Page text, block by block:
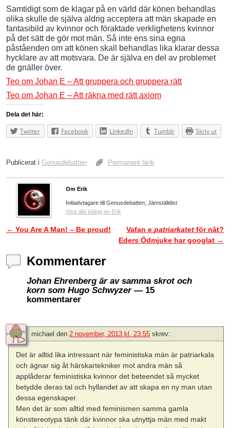
Samtidigt som de klagar på en värld där könen behandlas
olika skulle de själva aldrig acceptera att män skapade en
fantasibild av kvinnor och föraktade verklighetens kvinnor
på det sätt de gör mot män. Så inte ens sina egna
påståenden om att könen skall behandlas lika klarar dessa
hycklare av att motsvara. De är själva en del av problemet
de gnäller över.
Teo om Johan E – Att gruppera och gruppera rätt
Teo om Johan E – Att räkna med rätt axiom
Dela det här:
Twitter Facebook LinkedIn Tumblr Skriv ut
Publicerat i Genusdebatten Permanent länk
Om Erik
Initiativtagare till Genusdebatten, Jämställdist
Visa alla inlägg av Erik
Inläggsnavigering
← You Are A Man! – Be proud! Vafan e patriarkatet för nåt?
Eders Ödmjuke har googlat →
Kommentarer
Johan Ehrenberg är av samma skrot och
korn som Hugo Schwyzer— 15
kommentarer
michael den 2 november, 2013 kl. 23:55 skrev:
Det är alltid lika intressant när feministiska män är patriarkala
och ägnar sig åt härskartekniker mot andra män så
applåderar feministiska kvinnor det beteendet så mycket
betydde deras tal och hyllandet av att skapa en ny man utan
dessa egenskaper.
Men det är som alltid med feminismen samma gamla
könstereotypa tänk där kvinnor ska utnyttja män med makt